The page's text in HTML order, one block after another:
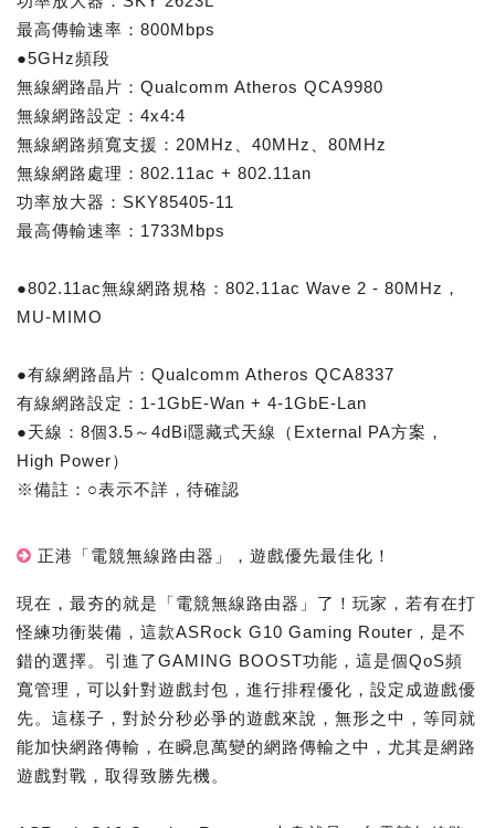
最高傳輸速率：800Mbps
●5GHz頻段
無線網路晶片：Qualcomm Atheros QCA9980
無線網路設定：4x4:4
無線網路頻寬支援：20MHz、40MHz、80MHz
無線網路處理：802.11ac + 802.11an
功率放大器：SKY85405-11
最高傳輸速率：1733Mbps
●802.11ac無線網路規格：802.11ac Wave 2 - 80MHz，
MU-MIMO
●有線網路晶片：Qualcomm Atheros QCA8337
有線網路設定：1-1GbE-Wan + 4-1GbE-Lan
●天線：8個3.5～4dBi隱藏式天線（External PA方案，
High Power）
※備註：○表示不詳，待確認
正港「電競無線路由器」，遊戲優先最佳化！
現在，最夯的就是「電競無線路由器」了！玩家，若有在打
怪練功衝裝備，這款ASRock G10 Gaming Router，是不
錯的選擇。引進了GAMING BOOST功能，這是個QoS頻
寬管理，可以針對遊戲封包，進行排程優化，設定成遊戲優
先。這樣子，對於分秒必爭的遊戲來說，無形之中，等同就
能加快網路傳輸，在瞬息萬變的網路傳輸之中，尤其是網路
遊戲對戰，取得致勝先機。